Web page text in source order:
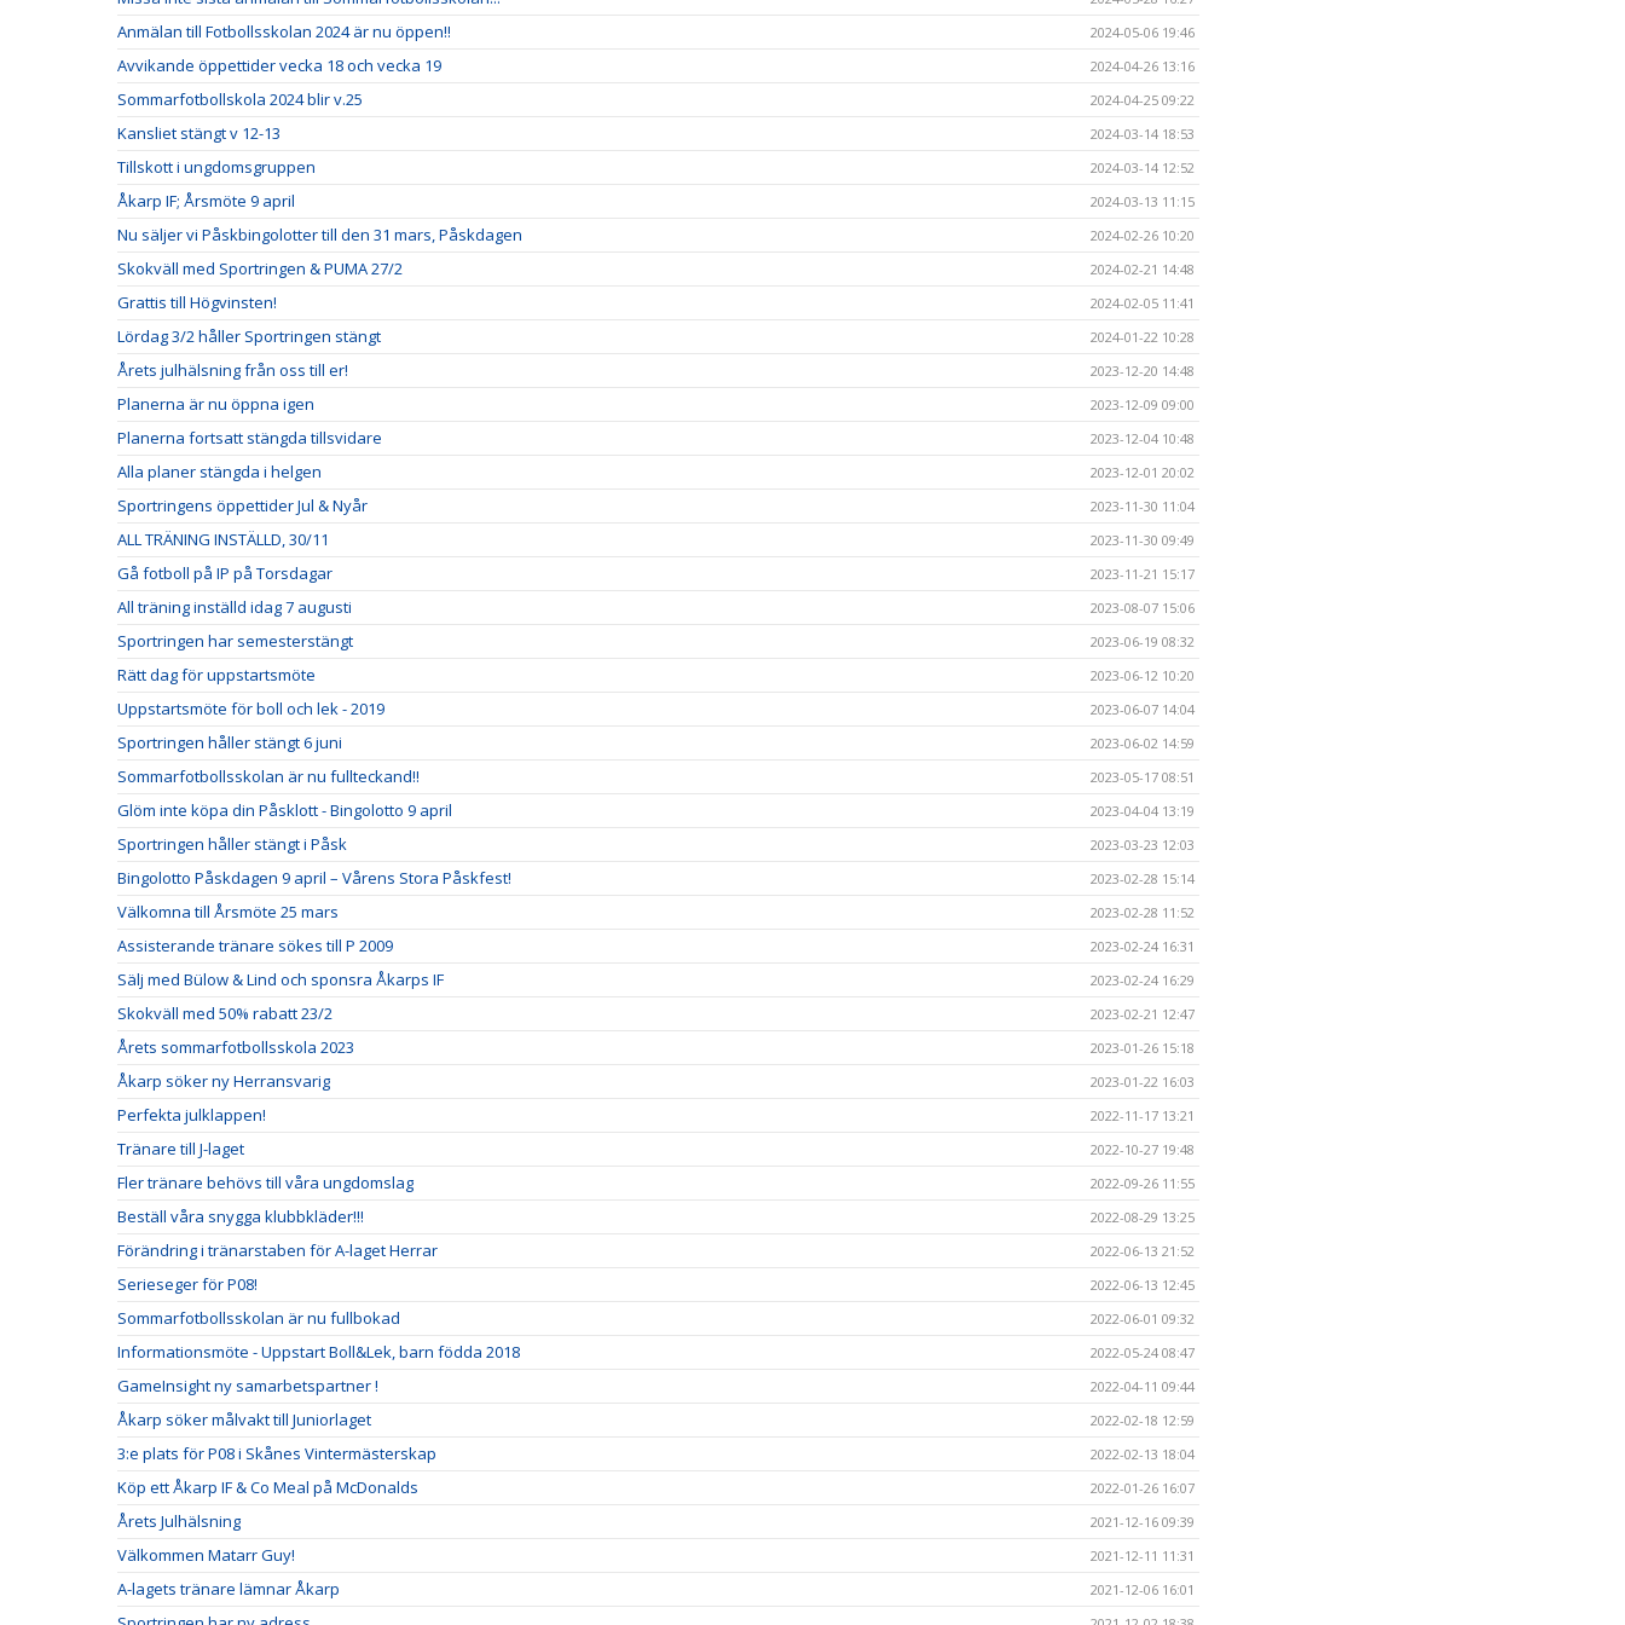
Anmälan till Fotbollsskolan 2024 är nu öppen!! 2024-05-06 19:46
Avvikande öppettider vecka 18 och vecka 19 2024-04-26 13:16
Sommarfotbollskola 2024 blir v.25 2024-04-25 09:22
Kansliet stängt v 12-13 2024-03-14 18:53
Tillskott i ungdomsgruppen 2024-03-14 12:52
Åkarp IF; Årsmöte 9 april 2024-03-13 11:15
Nu säljer vi Påskbingolotter till den 31 mars, Påskdagen 2024-02-26 10:20
Skokväll med Sportringen & PUMA 27/2 2024-02-21 14:48
Grattis till Högvinsten! 2024-02-05 11:41
Lördag 3/2 håller Sportringen stängt 2024-01-22 10:28
Årets julhälsning från oss till er! 2023-12-20 14:48
Planerna är nu öppna igen 2023-12-09 09:00
Planerna fortsatt stängda tillsvidare 2023-12-04 10:48
Alla planer stängda i helgen 2023-12-01 20:02
Sportringens öppettider Jul & Nyår 2023-11-30 11:04
ALL TRÄNING INSTÄLLD, 30/11 2023-11-30 09:49
Gå fotboll på IP på Torsdagar 2023-11-21 15:17
All träning inställd idag 7 augusti 2023-08-07 15:06
Sportringen har semesterstängt 2023-06-19 08:32
Rätt dag för uppstartsmöte 2023-06-12 10:20
Uppstartsmöte för boll och lek - 2019 2023-06-07 14:04
Sportringen håller stängt 6 juni 2023-06-02 14:59
Sommarfotbollsskolan är nu fullteckand!! 2023-05-17 08:51
Glöm inte köpa din Påsklott - Bingolotto 9 april 2023-04-04 13:19
Sportringen håller stängt i Påsk 2023-03-23 12:03
Bingolotto Påskdagen 9 april – Vårens Stora Påskfest! 2023-02-28 15:14
Välkomna till Årsmöte 25 mars 2023-02-28 11:52
Assisterande tränare sökes till P 2009 2023-02-24 16:31
Sälj med Bülow & Lind och sponsra Åkarps IF 2023-02-24 16:29
Skokväll med 50% rabatt 23/2 2023-02-21 12:47
Årets sommarfotbollsskola 2023 2023-01-26 15:18
Åkarp söker ny Herransvarig 2023-01-22 16:03
Perfekta julklappen! 2022-11-17 13:21
Tränare till J-laget 2022-10-27 19:48
Fler tränare behövs till våra ungdomslag 2022-09-26 11:55
Beställ våra snygga klubbkläder!!! 2022-08-29 13:25
Förändring i tränarstaben för A-laget Herrar 2022-06-13 21:52
Serieseger för P08! 2022-06-13 12:45
Sommarfotbollsskolan är nu fullbokad 2022-06-01 09:32
Informationsmöte - Uppstart Boll&Lek, barn födda 2018 2022-05-24 08:47
GameInsight ny samarbetspartner ! 2022-04-11 09:44
Åkarp söker målvakt till Juniorlaget 2022-02-18 12:59
3:e plats för P08 i Skånes Vintermästerskap 2022-02-13 18:04
Köp ett Åkarp IF & Co Meal på McDonalds 2022-01-26 16:07
Årets Julhälsning 2021-12-16 09:39
Välkommen Matarr Guy! 2021-12-11 11:31
A-lagets tränare lämnar Åkarp 2021-12-06 16:01